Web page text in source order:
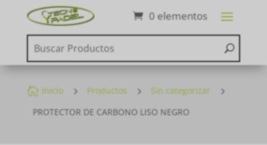
0 elementos
 Inicio 5 Productos 5 Sin categorizar 5
PROTECTOR DE CARBONO LISO NEGRO